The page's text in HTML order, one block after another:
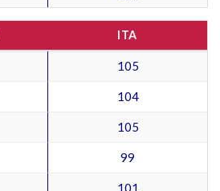
ITA
105
104
105
99
101